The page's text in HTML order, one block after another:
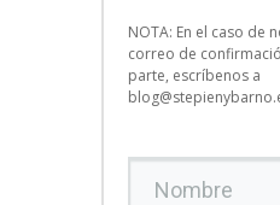
NOTA: En el caso de
correo de
parte, escríbenos a